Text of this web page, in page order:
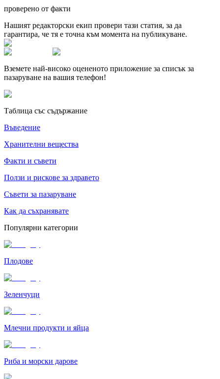
проверено от факти
Нашият редакторски екип провери тази статия, за да
гарантира, че тя е точна към момента на публикуване.
Вземете най-високо оцененото приложение за списък за
пазаруване на вашия телефон!
Таблица със съдържание
Въведение
Хранителни вещества
Факти и съвети
Ползи и рискове за здравето
Съвети за пазаруване
Как да съхранявате
Популярни категории
Плодове
Зеленчуци
Млечни продукти и яйца
Риба и морски дарове